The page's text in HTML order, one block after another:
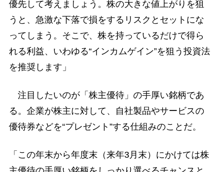
優先して考えましょう。株の大きな値上がりを狙
うと、急激な下落で損をするリスクとセットにな
ってしまう。そこで、株を持っているだけで得ら
れる利益、いわゆる“インカムゲイン”を狙う投資法
を推奨します」
注目したいのが「株主優待」の手厚い銘柄であ
る。企業が株主に対して、自社製品やサービスの
優待券などを“プレゼント”する仕組みのことだ。
「この年末から年度末（来年3月末）にかけては株